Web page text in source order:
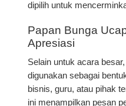
dipilih untuk
Papan Bunga
Apresiasi
Selain untuk acara
digunakan sebagai
bisnis, guru, atau pihak
ini menampilkan pesan